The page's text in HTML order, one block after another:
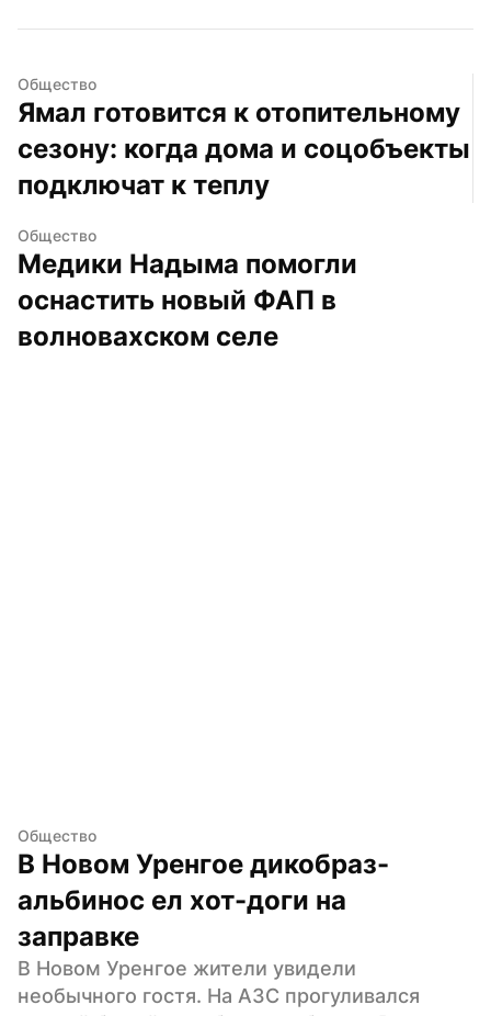
Общество
Ямал готовится к отопительному
сезону: когда дома и соцобъекты
подключат к теплу
Общество
Медики Надыма помогли
оснастить новый ФАП в
волновахском селе
Общество
В Новом Уренгое дикобраз-
альбинос ел хот-доги на
заправке
В Новом Уренгое жители увидели
необычного гостя. На АЗС прогуливался